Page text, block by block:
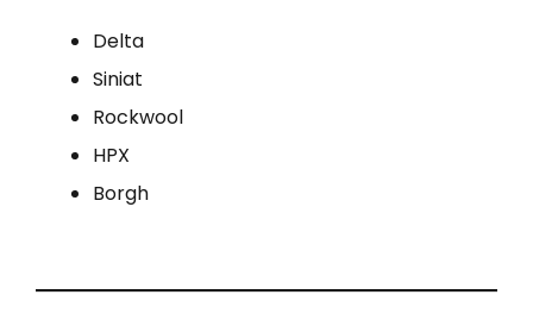
Delta
Siniat
Rockwool
HPX
Borgh